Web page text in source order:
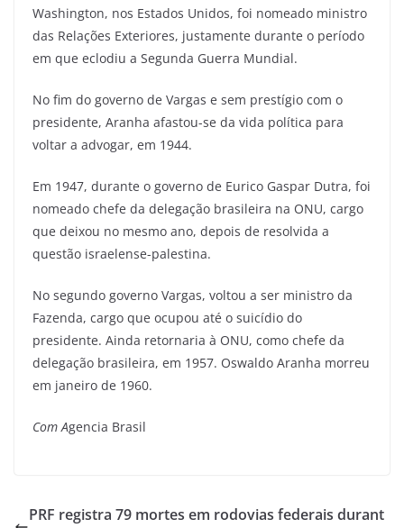
Washington, nos Estados Unidos, foi nomeado ministro
das Relações Exteriores, justamente durante o período
em que eclodiu a Segunda Guerra Mundial.
No fim do governo de Vargas e sem prestígio com o
presidente, Aranha afastou-se da vida política para
voltar a advogar, em 1944.
Em 1947, durante o governo de Eurico Gaspar Dutra, foi
nomeado chefe da delegação brasileira na ONU, cargo
que deixou no mesmo ano, depois de resolvida a
questão israelense-palestina.
No segundo governo Vargas, voltou a ser ministro da
Fazenda, cargo que ocupou até o suicídio do
presidente. Ainda retornaria à ONU, como chefe da
delegação brasileira, em 1957. Oswaldo Aranha morreu
em janeiro de 1960.
Com Agencia Brasil
PRF registra 79 mortes em rodovias federais durant